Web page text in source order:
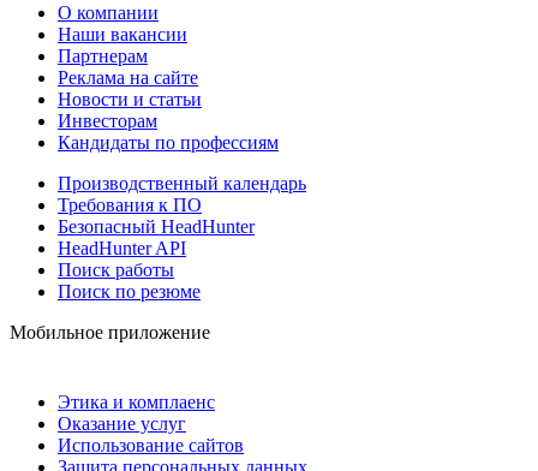
О компании
Наши вакансии
Партнерам
Реклама на сайте
Новости и статьи
Инвесторам
Кандидаты по профессиям
Производственный календарь
Требования к ПО
Безопасный HeadHunter
HeadHunter API
Поиск работы
Поиск по резюме
Мобильное приложение
Этика и комплаенс
Оказание услуг
Использование сайтов
Защита персональных данных